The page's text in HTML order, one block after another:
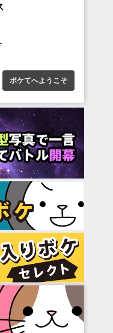
ボケてへようこそ